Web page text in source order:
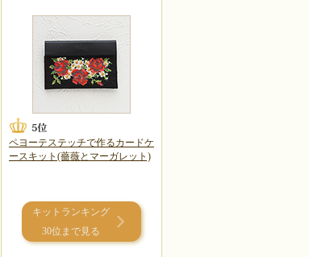
ペヨーテステッチで作るカードケ
ースキット(薔薇とマーガレット)
キットランキング
30位まで見る